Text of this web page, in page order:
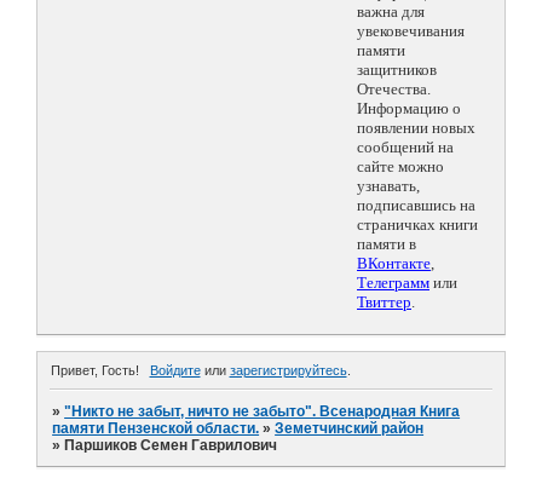
важна для
увековечивания
памяти
защитников
Отечества.
Информацию о
появлении новых
сообщений на
сайте можно
узнавать,
подписавшись на
страничках книги
памяти в
ВКонтакте,
Телеграмм или
Твиттер.
Привет, Гость! Войдитеили зарегистрируйтесь.
»"Никто не забыт, ничто не забыто". Всенародная Книга
памяти Пензенской области. »Земетчинский район
» Паршиков Семен Гаврилович